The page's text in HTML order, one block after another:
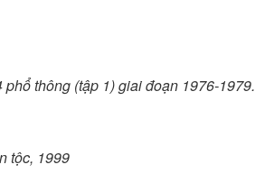
thông (tập 1) giai đoạn 1976-1979.
tộc, 1999